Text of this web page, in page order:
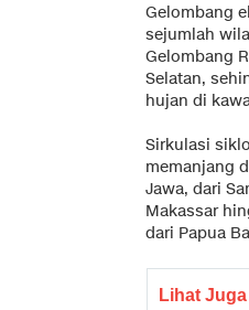
Gelombang
sejumlah
Gelombang
Selatan,
hujan di
Sirkulasi
memanjang
Jawa, dari
Makassar
dari Papua
Lihat Juga